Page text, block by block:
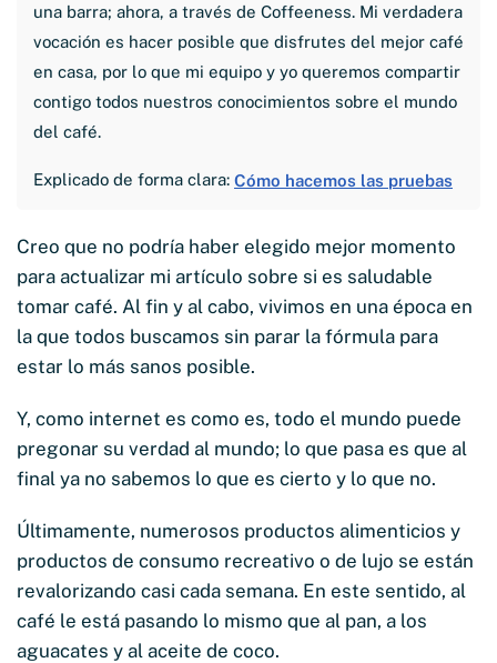
una barra; ahora, a través de Coffeeness. Mi verdadera
vocación es hacer posible que disfrutes del mejor café
en casa, por lo que mi equipo y yo queremos compartir
contigo todos nuestros conocimientos sobre el mundo
del café.
Explicado de forma clara: Cómo hacemos las pruebas
Creo que no podría haber elegido mejor momento
para actualizar mi artículo sobre si es saludable
tomar café. Al fin y al cabo, vivimos en una época en
la que todos buscamos sin parar la fórmula para
estar lo más sanos posible.
Y, como internet es como es, todo el mundo puede
pregonar su verdad al mundo; lo que pasa es que al
final ya no sabemos lo que es cierto y lo que no.
Últimamente, numerosos productos alimenticios y
productos de consumo recreativo o de lujo se están
revalorizando casi cada semana. En este sentido, al
café le está pasando lo mismo que al pan, a los
aguacates y al aceite de coco.